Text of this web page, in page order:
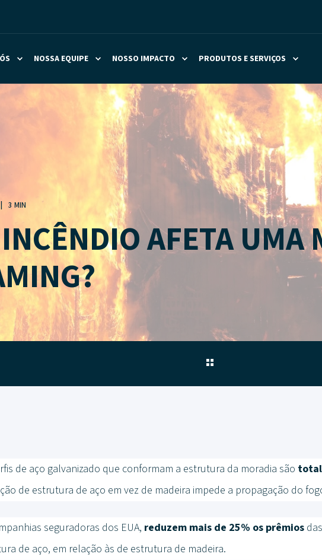
NOSSA EQUIPE NOSSO IMPACTO PRODUTOS E SERVIÇOS
3 MIN
AFETA UMA
de aço galvanizado que conformam a estrutura da moradia são
de estrutura de aço em vez de madeira impede a propagação do
seguradoras dos EUA, reduzem mais de 25% os prêmios
de aço, em relação às de estrutura de madeira.